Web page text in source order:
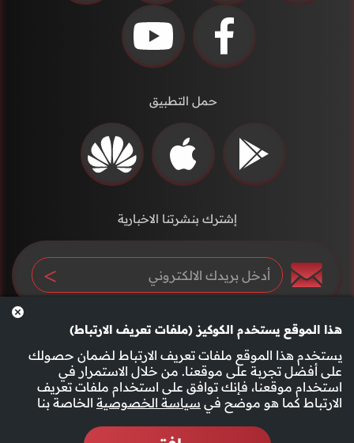
هذا الموقع يستخدم الكوكيز (ملفات تعريف الارتباط)
يستخدم هذا الموقع ملفات تعريف الارتباط لضمان حصولك
على أفضل تجربة على موقعنا. من خلال الاستمرار في
استخدام موقعنا، فإنك توافق على استخدام ملفات تعريف
الارتباط كما هو موضح في سياسة الخصوصية الخاصة بنا
حمل التطبيق
إشترك بنشرتنا الاخبارية
سياسة الخصوصية الأحكام والشروط